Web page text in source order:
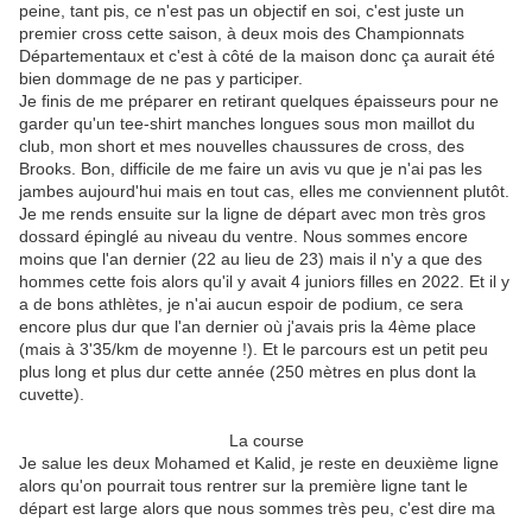
peine, tant pis, ce n'est pas un objectif en soi, c'est juste un
premier cross cette saison, à deux mois des Championnats
Départementaux et c'est à côté de la maison donc ça aurait été
bien dommage de ne pas y participer.
Je finis de me préparer en retirant quelques épaisseurs pour ne
garder qu'un tee-shirt manches longues sous mon maillot du
club, mon short et mes nouvelles chaussures de cross, des
Brooks. Bon, difficile de me faire un avis vu que je n'ai pas les
jambes aujourd'hui mais en tout cas, elles me conviennent plutôt.
Je me rends ensuite sur la ligne de départ avec mon très gros
dossard épinglé au niveau du ventre. Nous sommes encore
moins que l'an dernier (22 au lieu de 23) mais il n'y a que des
hommes cette fois alors qu'il y avait 4 juniors filles en 2022. Et il y
a de bons athlètes, je n'ai aucun espoir de podium, ce sera
encore plus dur que l'an dernier où j'avais pris la 4ème place
(mais à 3'35/km de moyenne !). Et le parcours est un petit peu
plus long et plus dur cette année (250 mètres en plus dont la
cuvette).
La course
Je salue les deux Mohamed et Kalid, je reste en deuxième ligne
alors qu'on pourrait tous rentrer sur la première ligne tant le
départ est large alors que nous sommes très peu, c'est dire ma